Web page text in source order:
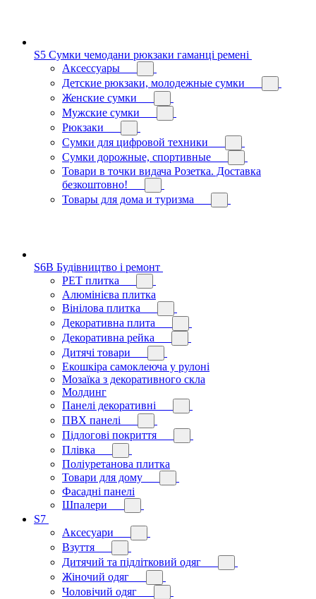
S5 Сумки чемодани рюкзаки гаманці ремені
Аксессуары
Детские рюкзаки, молодежные сумки
Женские сумки
Мужские сумки
Рюкзаки
Сумки для цифровой техники
Сумки дорожные, спортивные
Товари в точки видача Розетка. Доставка
безкоштовно!
Товары для дома и туризма
S6B Будівництво і ремонт
PЕT плитка
Алюмінієва плитка
Вінілова плитка
Декоративна плита
Декоративна рейка
Дитячі товари
Екошкіра самоклеюча у рулоні
Мозаїка з декоративного скла
Молдинг
Панелі декоративні
ПВХ панелі
Підлогові покриття
Плівка
Поліуретанова плитка
Товари для дому
Фасадні панелі
Шпалери
S7
Аксесуари
Взуття
Дитячий та підлітковий одяг
Жіночий одяг
Чоловічий одяг